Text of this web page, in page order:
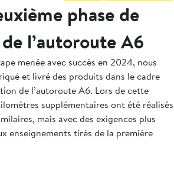
phase de
l’autoroute A6
menée avec succès en 2024, nous
et livré des produits dans le cadre
de l’autoroute A6. Lors de cette
supplémentaires ont été réalisés
mais avec des exigences plus
enseignements tirés de la première